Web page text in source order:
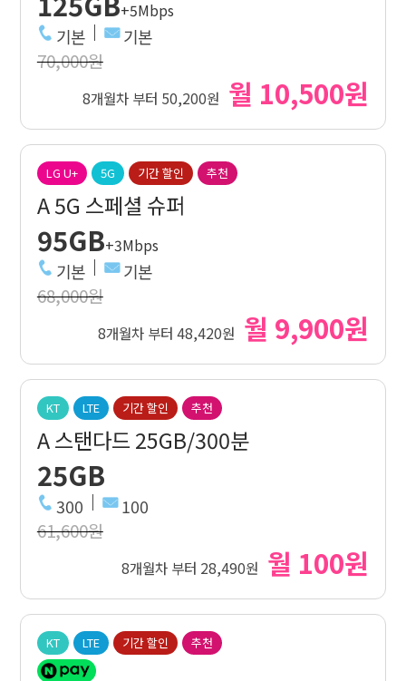
+5Mbps
기본 기본
70,000원
8개월차 부터 50,200원 월 10,500원
LG U+ 5G 기간 할인 추천
A 5G 스페셜 슈퍼
95GB+3Mbps
기본 기본
68,000원
8개월차 부터 48,420원 월 9,900원
KT LTE 기간 할인 추천
A 스탠다드 25GB/300분
25GB
300 100
61,600원
8개월차 부터 28,490원 월 100원
KT LTE 기간 할인 추천